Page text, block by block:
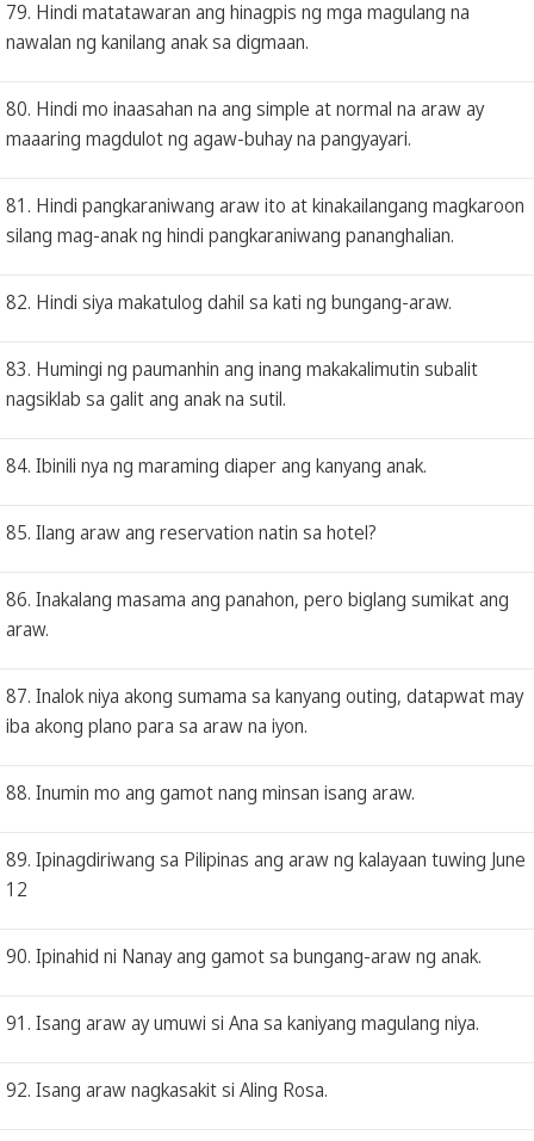
79. Hindi matatawaran ang hinagpis ng mga magulang na
nawalan ng kanilang anak sa digmaan.
80. Hindi mo inaasahan na ang simple at normal na araw ay
maaaring magdulot ng agaw-buhay na pangyayari.
81. Hindi pangkaraniwang araw ito at kinakailangang magkaroon
silang mag-anak ng hindi pangkaraniwang pananghalian.
82. Hindi siya makatulog dahil sa kati ng bungang-araw.
83. Humingi ng paumanhin ang inang makakalimutin subalit
nagsiklab sa galit ang anak na sutil.
84. Ibinili nya ng maraming diaper ang kanyang anak.
85. Ilang araw ang reservation natin sa hotel?
86. Inakalang masama ang panahon, pero biglang sumikat ang
araw.
87. Inalok niya akong sumama sa kanyang outing, datapwat may
iba akong plano para sa araw na iyon.
88. Inumin mo ang gamot nang minsan isang araw.
89. Ipinagdiriwang sa Pilipinas ang araw ng kalayaan tuwing June
12
90. Ipinahid ni Nanay ang gamot sa bungang-araw ng anak.
91. Isang araw ay umuwi si Ana sa kaniyang magulang niya.
92. Isang araw nagkasakit si Aling Rosa.